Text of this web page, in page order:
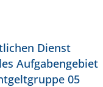
Dienst
Aufgabengebiet
05